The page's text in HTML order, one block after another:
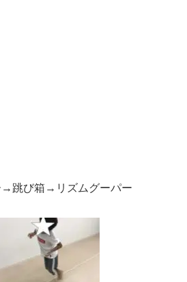
跳び箱→リズムグーパー